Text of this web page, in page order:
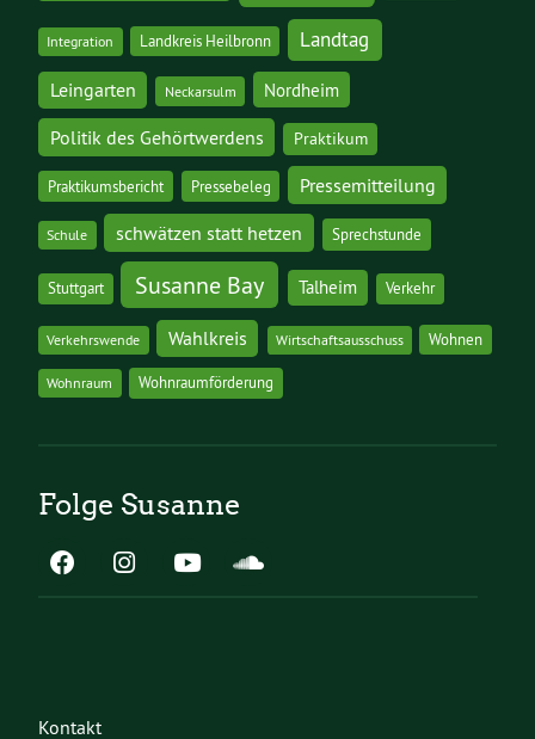
Integration Landkreis Heilbronn Landtag
Leingarten Neckarsulm Nordheim
Politik des Gehörtwerdens Praktikum
Praktikumsbericht Pressebeleg Pressemitteilung
Schule schwätzen statt hetzen Sprechstunde
Stuttgart Susanne Bay Talheim Verkehr
Verkehrswende Wahlkreis Wirtschaftsausschuss Wohnen
Wohnraum Wohnraumförderung
Folge Susanne
Kontakt